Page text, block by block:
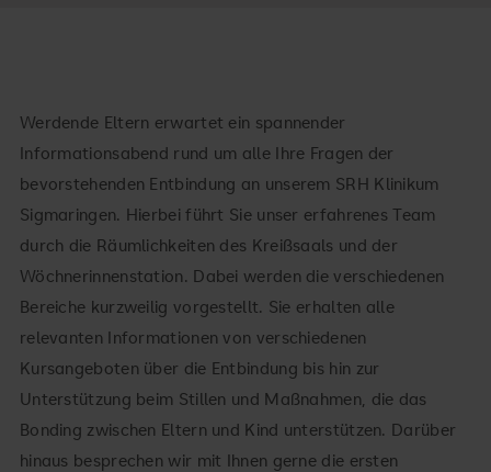
Werdende Eltern erwartet ein spannender
Informationsabend rund um alle Ihre Fragen der
bevorstehenden Entbindung an unserem SRH Klinikum
Sigmaringen. Hierbei führt Sie unser erfahrenes Team
durch die Räumlichkeiten des Kreißsaals und der
Wöchnerinnenstation. Dabei werden die verschiedenen
Bereiche kurzweilig vorgestellt. Sie erhalten alle
relevanten Informationen von verschiedenen
Kursangeboten über die Entbindung bis hin zur
Unterstützung beim Stillen und Maßnahmen, die das
Bonding zwischen Eltern und Kind unterstützen. Darüber
hinaus besprechen wir mit Ihnen gerne die ersten